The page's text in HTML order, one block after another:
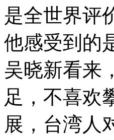
是全世界评
他感受到的
吴晓新看来
足，不喜欢
展，台湾人